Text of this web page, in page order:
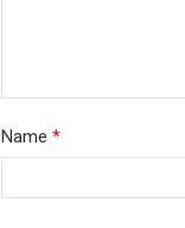
Name *